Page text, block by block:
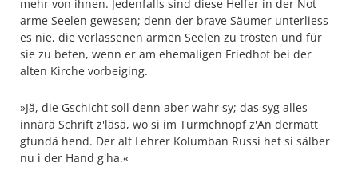
mehr von ihnen. Jedenfalls sind diese Helfer in der Not
arme Seelen gewesen; denn der brave Säumer unterliess
es nie, die verlassenen armen Seelen zu trösten und für
sie zu beten, wenn er am ehemaligen Friedhof bei der
alten Kirche vorbeiging.
»Jä, die Gschicht soll denn aber wahr sy; das syg alles
innärä Schrift z'läsä, wo si im Turmchnopf z'An dermatt
gfundä hend. Der alt Lehrer Kolumban Russi het si sälber
nu i der Hand g'ha.«